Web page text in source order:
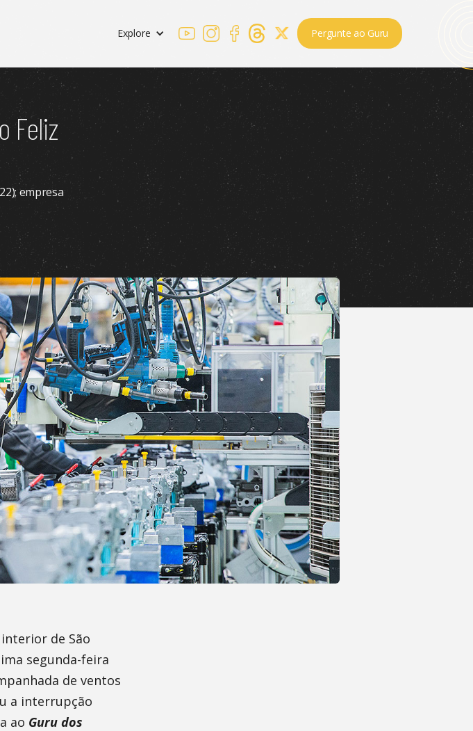
Explore Pergunte ao Guru
Feliz
empresa
de São
segunda-feira
de ventos
a interrupção
ao Guru dos